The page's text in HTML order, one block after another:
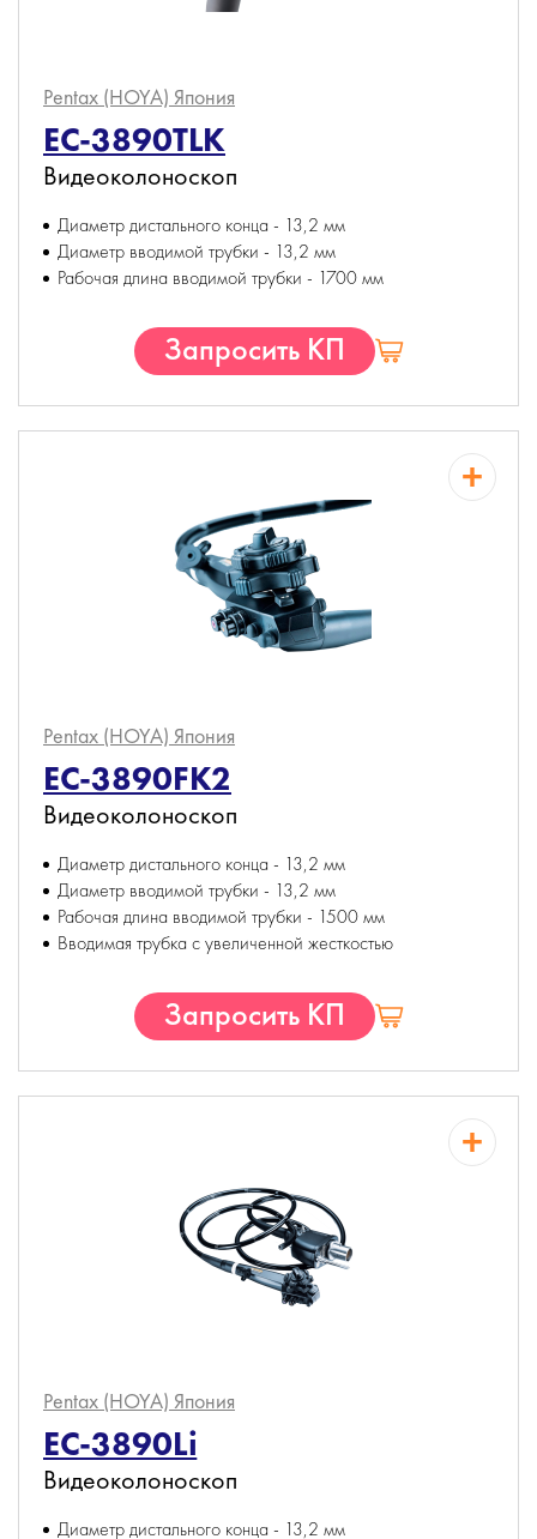
Pentax (HOYA) Япония
EC-3890TLK
Видеоколоноскоп
Диаметр дистального конца - 13,2 мм
Диаметр вводимой трубки - 13,2 мм
Рабочая длина вводимой трубки - 1700 мм
Запросить КП
Pentax (HOYA) Япония
EC-3890FK2
Видеоколоноскоп
Диаметр дистального конца - 13,2 мм
Диаметр вводимой трубки - 13,2 мм
Рабочая длина вводимой трубки - 1500 мм
Вводимая трубка с увеличенной жесткостью
Запросить КП
Pentax (HOYA) Япония
EC-3890Li
Видеоколоноскоп
Диаметр дистального конца - 13,2 мм